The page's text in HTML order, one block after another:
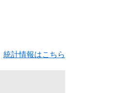
統計情報はこちら